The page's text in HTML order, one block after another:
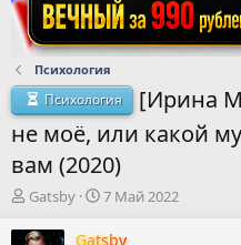
Психология
Психология
[Ирина
не моё, или какой
вам (2020)
А
т
Gatsby
Д
т
7 Май 2022
Gatsby